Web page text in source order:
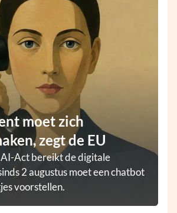
moet zich
zegt de EU
AI-Act bereikt de digitale
2 augustus moet een chatbot
voorstellen.